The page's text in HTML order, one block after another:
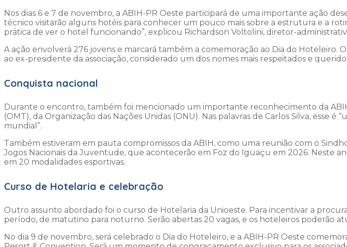
Nos dias 6 e 7 de novembro, a ABIH-PR Oeste participará de uma importante ação
técnico visitarão alguns hotéis para conhecer um pouco mais sobre a estrutura e a
prática de ver o hotel funcionando”, explicou Richardson Voltolini, diretor-
A ação envolverá 276 jovens e marcará também a comemoração ao Dia do
ao ex-presidente da associação, considerado um dos nomes mais respeitados e
Conquista nacional
Durante o encontro, também foi mencionado um importante reconhecimento da
(OMT ), da Organização das Nações Unidas (ONU). Nas palavras de Carlos Silva,
mundial”.
Também estiveram em pauta compromissos da ABIH, como uma reunião com o
Jogos Nacionais da Juventude, que acontecerão em Foz do Iguaçu em 2026. Neste
em 20 modalidades esportivas.
Curso de Hotelaria e celebração
Outro assunto abordado foi o curso de Hotelaria da Unioeste. Para incentivar a
período, de matutino para noturno. Serão abertas 20 vagas, e os hoteleiros poderão
No dia 9 de novembro, será celebrado o Dia do Hoteleiro, e a ABIH-PR Oeste